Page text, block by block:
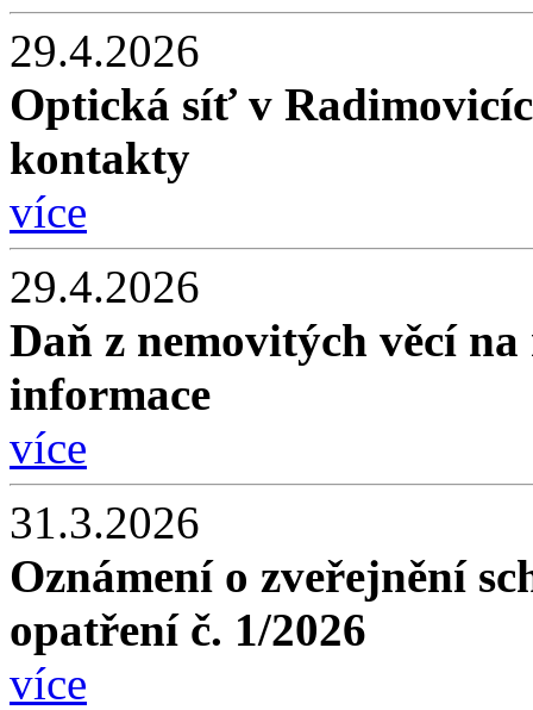
29.4.2026
Optická síť v
kontakty
více
29.4.2026
Daň z nemovitých věcí
informace
více
31.3.2026
Oznámení o zveřejnění
opatření č. 1/2026
více